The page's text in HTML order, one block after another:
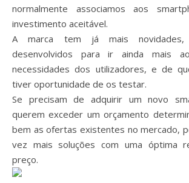
normalmente associamos aos
investimento aceitável.
A marca tem já mais novidades,
desenvolvidos para ir ainda mais
necessidades dos utilizadores, e de
tiver oportunidade de os testar.
Se precisam de adquirir um novo
querem exceder um orçamento
bem as ofertas existentes no mercado,
vez mais soluções com uma óptima
preço.